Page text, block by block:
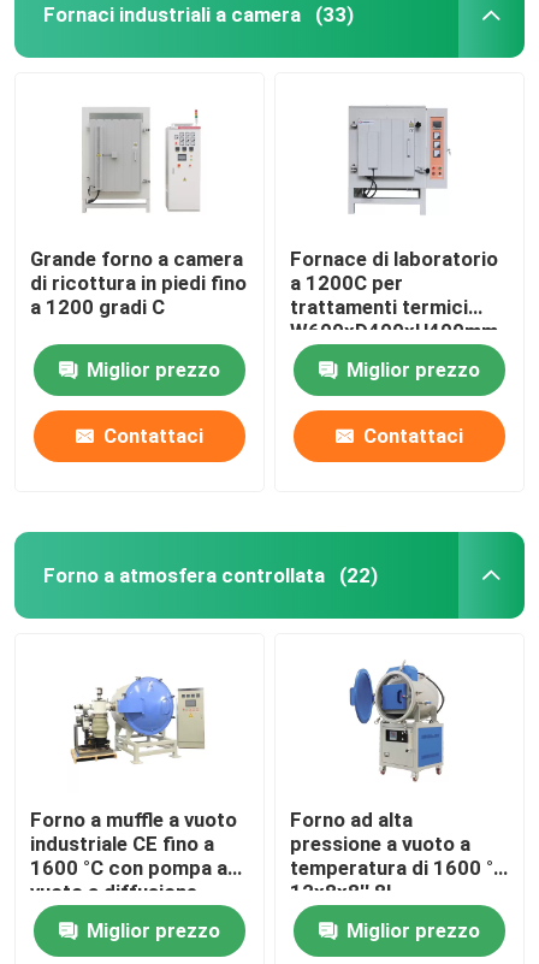
Fornaci industriali a camera (33)
Grande forno a camera
di ricottura in piedi fino
a 1200 gradi C
Miglior prezzo
Contattaci
Fornace di laboratorio
a 1200C per
trattamenti termici
W600xD400xH400mm
Miglior prezzo
Contattaci
Forno a atmosfera controllata (22)
Forno a muffle a vuoto
industriale CE fino a
1600 °C con pompa a
vuoto a diffusione
Miglior prezzo
Forno ad alta
pressione a vuoto a
temperatura di 1600 °C
12x8x8′′ 8L
Miglior prezzo